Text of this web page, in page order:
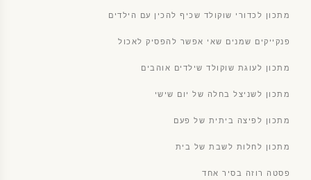
מתכון לכדורי שוקולד שכיף להכין עם הילדים
פנקייקים שמנים שאי אפשר להפסיק לאכול
מתכון לעוגת שוקולד שילדים אוהבים
מתכון לשניצל בחלה של יום שישי
מתכון לפיצה ביתית של פעם
מתכון לחלות לשבת של בית
פסטה רוזה בסיר אחד